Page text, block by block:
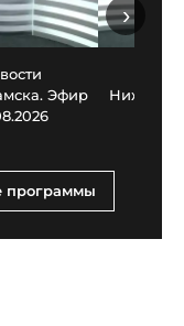
Эфир
›
программы